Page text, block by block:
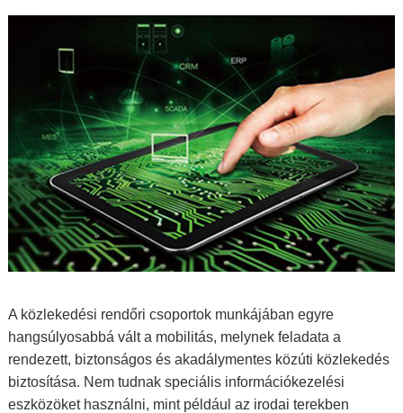
A közlekedési rendőri csoportok munkájában egyre
hangsúlyosabbá vált a mobilitás, melynek feladata a
rendezett, biztonságos és akadálymentes közúti közlekedés
biztosítása. Nem tudnak speciális információkezelési
eszközöket használni, mint például az irodai terekben